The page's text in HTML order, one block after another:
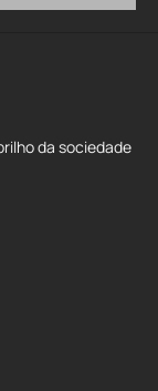
da sociedade